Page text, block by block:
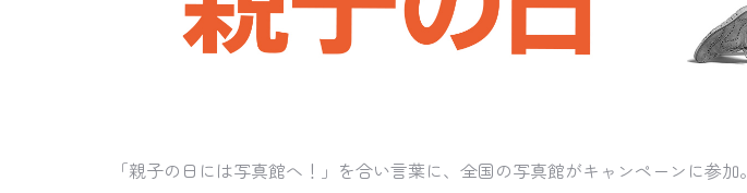
「親子の日には写真館へ！」を合い言葉に、全国の写真館がキャンペーンに参加。